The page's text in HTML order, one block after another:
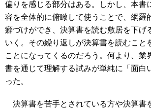
偏りを感じる部分はある。しかし、本書
容を全体的に俯瞰して使うことで、網羅
癖づけができ、決算書を読む敷居を下げ
いく。その繰り返しが決算書を読むこと
ことになってくるのだろう。何より、業
書を通じて理解する試みが単純に「面白
った。
決算書を苦手とされている方や決算書